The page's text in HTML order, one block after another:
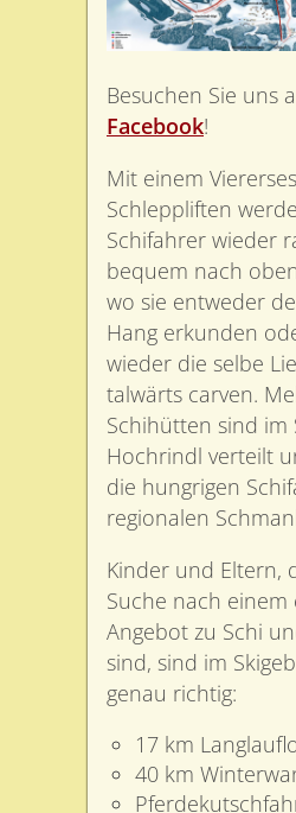
Besuchen Sie uns
Facebook!
Mit einem
Schleppliften
Schifahrer wieder
bequem nach
wo sie entweder
Hang erkunden
wieder die selbe
talwärts carven.
Schihütten sind im
Hochrindl verteilt
die hungrigen
regionalen
Kinder und Eltern,
Suche nach einem
Angebot zu Schi
sind, sind im
genau richtig:
17 km
40 km